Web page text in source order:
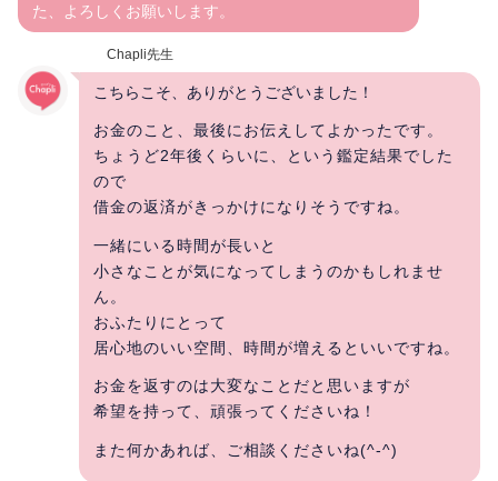
た、よろしくお願いします。
Chapli先生
こちらこそ、ありがとうございました！
お金のこと、最後にお伝えしてよかったです。
ちょうど2年後くらいに、という鑑定結果でした
ので
借金の返済がきっかけになりそうですね。
一緒にいる時間が長いと
小さなことが気になってしまうのかもしれませ
ん。
おふたりにとって
居心地のいい空間、時間が増えるといいですね。
お金を返すのは大変なことだと思いますが
希望を持って、頑張ってくださいね！
また何かあれば、ご相談くださいね(^-^)